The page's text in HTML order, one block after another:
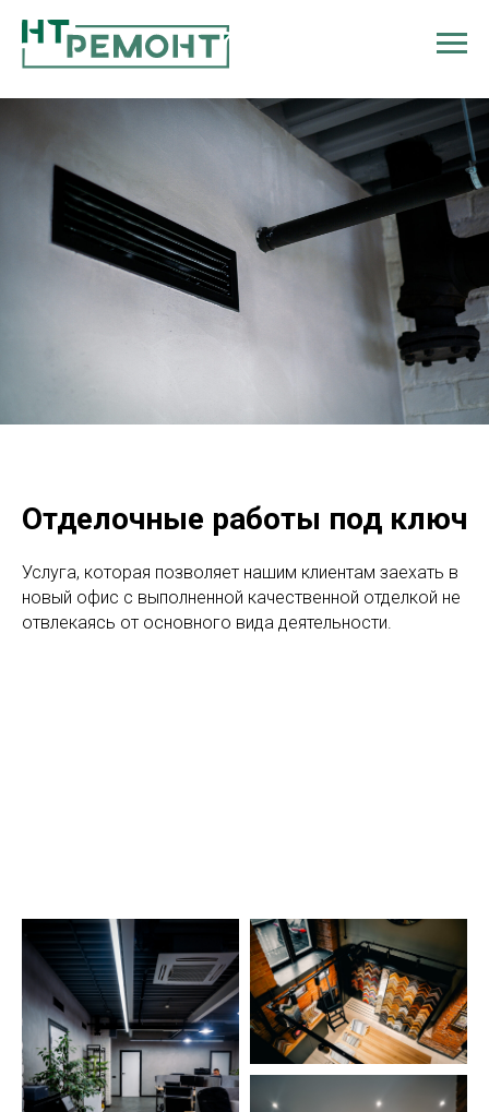
Отделочные работы под ключ
Услуга, которая позволяет нашим клиентам заехать в
новый офис с выполненной качественной отделкой не
отвлекаясь от основного вида деятельности.